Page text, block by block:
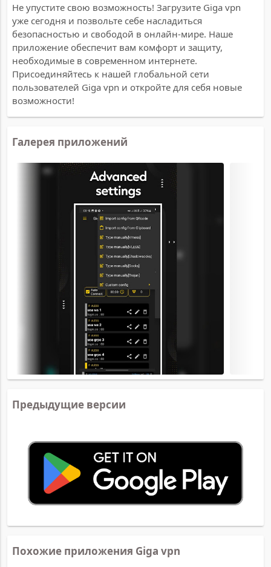
Не упустите свою возможность! Загрузите Giga vpn
уже сегодня и позвольте себе насладиться
безопасностью и свободой в онлайн-мире. Наше
приложение обеспечит вам комфорт и защиту,
необходимые в современном интернете.
Присоединяйтесь к нашей глобальной сети
пользователей Giga vpn и откройте для себя новые
возможности!
Галерея приложений
Предыдущие версии
Похожие приложения Giga vpn